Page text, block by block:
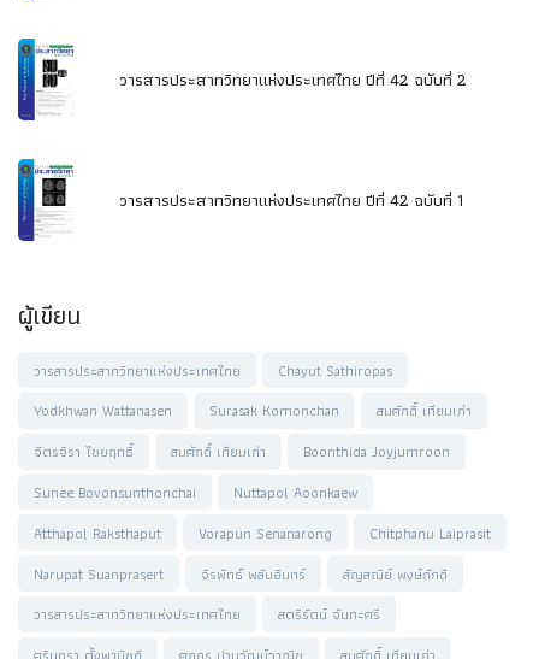
วารสารประสาทวิทยาแห่งประเทศไทย ปีที่ 42 ฉบับที่ 2
วารสารประสาทวิทยาแห่งประเทศไทย ปีที่ 42 ฉบับที่ 1
ผู้เขียน
วารสารประสาทวิทยาแห่งประเทศไทย
Chayut Sathiropas
Yodkhwan Wattanasen
Surasak Komonchan
สมศักดิ์ เทียมเก่า
จิตรจิรา ไชยฤทธิ์
สมศักดิ์ เทียมเก่า
Boonthida Joyjumroon
Sunee Bovonsunthonchai
Nuttapol Aoonkaew
Atthapol Raksthaput
Vorapun Senanarong
Chitphanu Laiprasit
Narupat Suanprasert
จีรพัทธ์ พลับอินทร์
สัญสณีย์ พงษ์ภักดี
วารสารประสาทวิทยาแห่งประเทศไทย
สตรีรัตน์ จันทะศรี